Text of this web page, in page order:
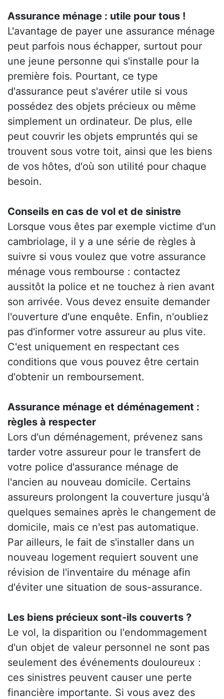
Assurance ménage : utile pour tous !
L'avantage de payer une assurance ménage
peut parfois nous échapper, surtout pour
une jeune personne qui s'installe pour la
première fois. Pourtant, ce type
d'assurance peut s'avérer utile si vous
possédez des objets précieux ou même
simplement un ordinateur. De plus, elle
peut couvrir les objets empruntés qui se
trouvent sous votre toit, ainsi que les biens
de vos hôtes, d'où son utilité pour chaque
besoin.
Conseils en cas de vol et de sinistre
Lorsque vous êtes par exemple victime d'un
cambriolage, il y a une série de règles à
suivre si vous voulez que votre assurance
ménage vous rembourse : contactez
aussitôt la police et ne touchez à rien avant
son arrivée. Vous devez ensuite demander
l'ouverture d'une enquête. Enfin, n'oubliez
pas d'informer votre assureur au plus vite.
C'est uniquement en respectant ces
conditions que vous pouvez être certain
d'obtenir un remboursement.
Assurance ménage et déménagement :
règles à respecter
Lors d'un déménagement, prévenez sans
tarder votre assureur pour le transfert de
votre police d'assurance ménage de
l'ancien au nouveau domicile. Certains
assureurs prolongent la couverture jusqu'à
quelques semaines après le changement de
domicile, mais ce n'est pas automatique.
Par ailleurs, le fait de s'installer dans un
nouveau logement requiert souvent une
révision de l'inventaire du ménage afin
d'éviter une situation de sous-assurance.
Les biens précieux sont-ils couverts ?
Le vol, la disparition ou l'endommagement
d'un objet de valeur personnel ne sont pas
seulement des événements douloureux :
ces sinistres peuvent causer une perte
financière importante. Si vous avez des